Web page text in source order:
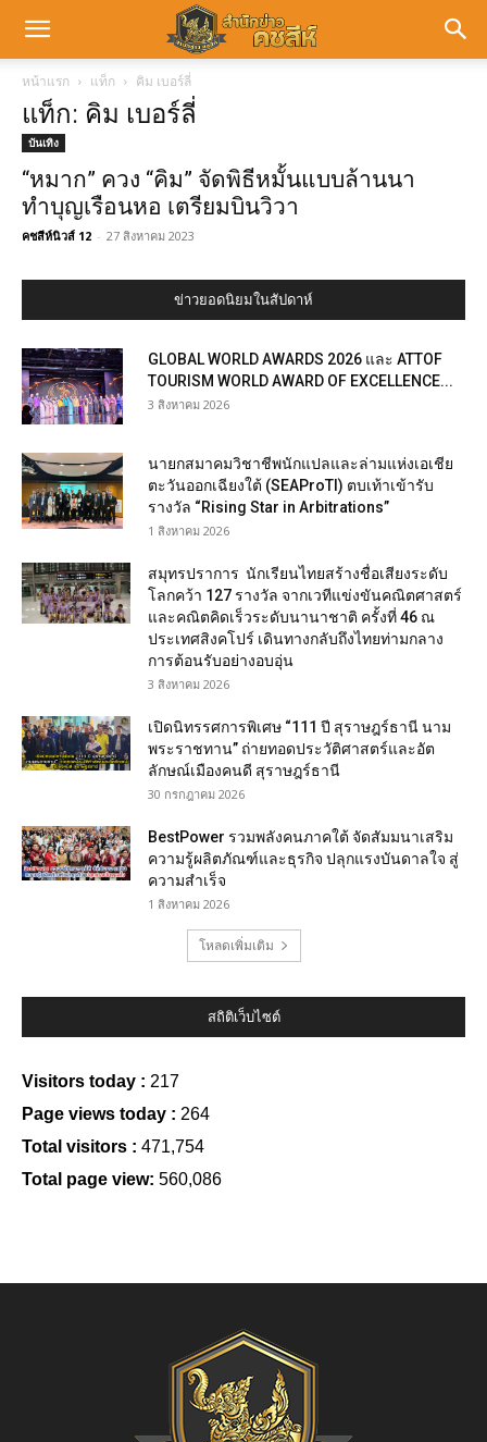
หน้าแรก แท็ก คิม เบอร์ลี่
แท็ก: คิม เบอร์ลี่
บันเทิง
“หมาก” ควง “คิม” จัดพิธีหมั้นแบบล้านนา
ทำบุญเรือนหอ เตรียมบินวิวา
คชสีห์นิวส์ 12 - 27 สิงหาคม 2023
ข่าวยอดนิยมในสัปดาห์
GLOBAL WORLD AWARDS 2026 และ ATTOF
TOURISM WORLD AWARD OF EXCELLENCE...
3 สิงหาคม 2026
นายกสมาคมวิชาชีพนักแปลและล่ามแห่งเอเชีย
ตะวันออกเฉียงใต้ (SEAProTI) ตบเท้าเข้ารับ
รางวัล “Rising Star in Arbitrations”
1 สิงหาคม 2026
สมุทรปราการ นักเรียนไทยสร้างชื่อเสียงระดับ
โลกคว้า 127 รางวัล จากเวทีแข่งขันคณิตศาสตร์
และคณิตคิดเร็วระดับนานาชาติ ครั้งที่ 46 ณ
ประเทศสิงคโปร์ เดินทางกลับถึงไทยท่ามกลาง
การต้อนรับอย่างอบอุ่น
3 สิงหาคม 2026
เปิดนิทรรศการพิเศษ “111 ปี สุราษฎร์ธานี นาม
พระราชทาน” ถ่ายทอดประวัติศาสตร์และอัต
ลักษณ์เมืองคนดี สุราษฎร์ธานี
30 กรกฎาคม 2026
BestPower รวมพลังคนภาคใต้ จัดสัมมนาเสริม
ความรู้ผลิตภัณฑ์และธุรกิจ ปลุกแรงบันดาลใจ สู่
ความสำเร็จ
1 สิงหาคม 2026
โหลดเพิ่มเติม
สถิติเว็บไซต์
Visitors today : 217
Page views today : 264
Total visitors : 471,754
Total page view: 560,086